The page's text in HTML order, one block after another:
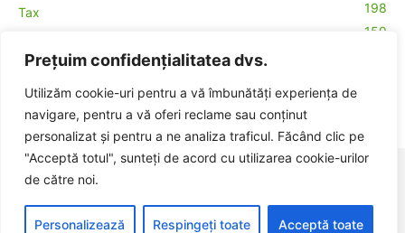
Prețuim confidențialitatea dvs.
Utilizăm cookie-uri pentru a vă îmbunătăți experiența de
navigare, pentru a vă oferi reclame sau conținut
personalizat și pentru a ne analiza traficul. Făcând clic pe
"Acceptă totul", sunteți de acord cu utilizarea cookie-urilor
de către noi.
Personalizează Respingeți toate Acceptă toate
Tax
198
159
Contabilitate
Crypto
© BadgerHub - Toate drepturile rezervate -
Publicitate
Made with ♥ in Romania